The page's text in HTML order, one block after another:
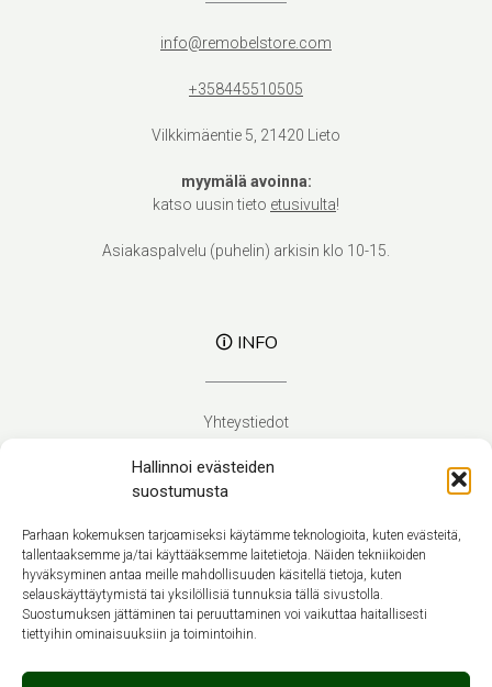
Hallinnoi evästeiden
suostumusta
Parhaan kokemuksen tarjoamiseksi käytämme teknologioita, kuten evästeitä,
tallentaaksemme ja/tai käyttääksemme laitetietoja. Näiden tekniikoiden
hyväksyminen antaa meille mahdollisuuden käsitellä tietoja, kuten
selauskäyttäytymistä tai yksilöllisiä tunnuksia tällä sivustolla.
Suostumuksen jättäminen tai peruuttaminen voi vaikuttaa haitallisesti
tiettyihin ominaisuuksiin ja toimintoihin.
info@remobelstore.com
+358445510505
Vilkkimäentie 5, 21420 Lieto
myymälä avoinna:
katso uusin tieto etusivulta!
Asiakaspalvelu (puhelin) arkisin klo 10-15.
🛈 INFO
Yhteystiedot
Toimitusehdot
Tietosuojaseloste
Suomi